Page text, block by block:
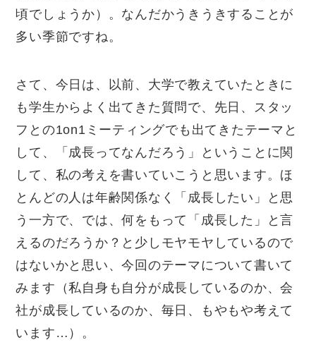
頃でしょうか）。なんだかうきうきすることが
多い季節ですね。
さて、今日は、以前、大学で教えていたときに
も学生からよく出てきた質問で、先日、スタッ
フとの1on1 ミーティングでも出てきたテーマと
して、「成長ってなんだろう」ということに関
して、私の考えを書いていこうと思います。ほ
とんどの人は年齢関係なく「成長したい」と思
う一方で、では、何をもって「成長した」と言
えるのだろうか？と少しモヤモヤしているので
はないかと思い、今回のテーマについて書いて
みます（私自身も自分が成長しているのか、会
社が成長しているのか、毎日、もやもや考えて
います … ）。